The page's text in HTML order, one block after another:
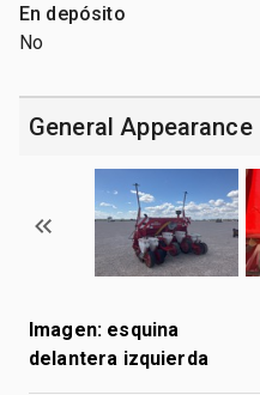
En depósito
No
General Appearance
Imagen: esquina
delantera izquierda